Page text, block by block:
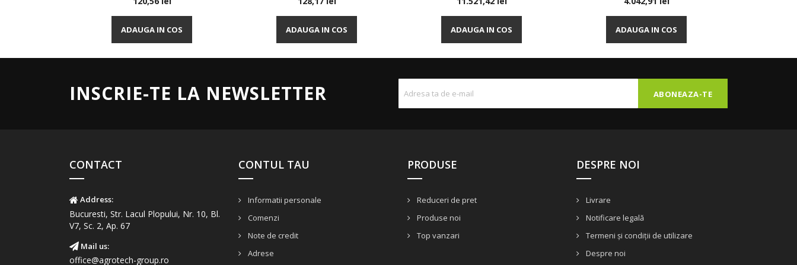
Vizualizare rapida
ADAUGA IN COS
Vizualizare rapida
ADAUGA IN COS
Vizualizare rapida
ADAUGA IN COS
Vizualizare rapida
ADAUGA IN COS
INSCRIE-TE LA NEWSLETTER
CONTACT
Address:
Bucuresti, Str. Lacul Plopului, Nr. 10, Bl.
V7, Sc. 2, Ap. 67
Mail us:
office@agrotech-group.ro
CONTUL TAU
Informatii personale
Comenzi
Note de credit
Adrese
PRODUSE
Reduceri de pret
Produse noi
Top vanzari
DESPRE NOI
Livrare
Notificare legală
Termeni și condiții de utilizare
Despre noi